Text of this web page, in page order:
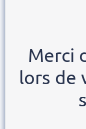
Merci
lors de